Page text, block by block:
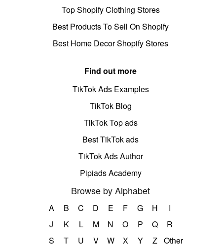
Top Shopify Clothing Stores
Best Products To Sell On Shopify
Best Home Decor Shopify Stores
Find out more
TikTok Ads Examples
TikTok Blog
TikTok Top ads
Best TikTok ads
TikTok Ads Author
Pipiads Academy
Browse by Alphabet
A B C D E F G H
I
J
K L M N O P Q
R
S
T U V W X Y Z Other